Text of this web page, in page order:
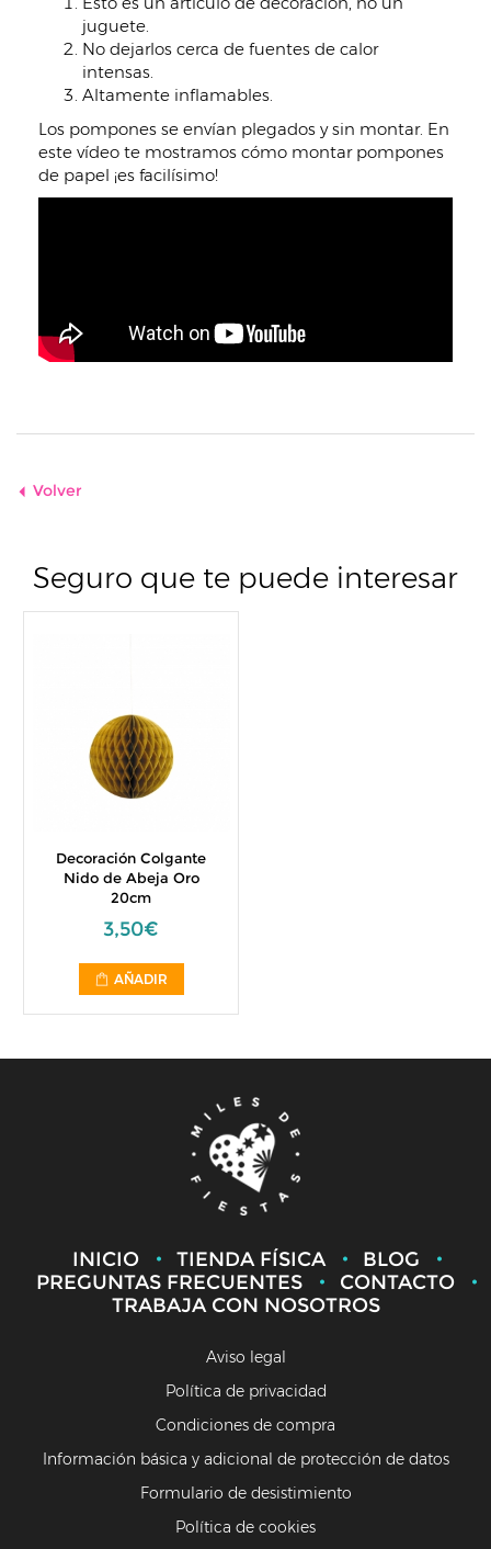
juguete.
No dejarlos cerca de fuentes de calor
intensas.
Altamente inflamables.
Los pompones se envían plegados y sin montar. En
este vídeo te mostramos cómo montar pompones
de papel ¡es facilísimo!
Volver
Seguro que te puede interesar
Decoración Colgante
Nido de Abeja Oro
20cm
3,50€
AÑADIR
INICIO TIENDA FÍSICA
BLOG
PREGUNTAS FRECUENTES
CONTACTO
TRABAJA CON NOSOTROS
Aviso legal
Política de privacidad
Condiciones de compra
Información básica y adicional de protección de datos
Formulario de desistimiento
Política de cookies